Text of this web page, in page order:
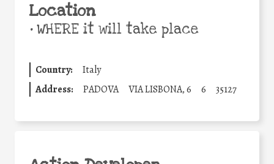
Location
•WHERE it will take place
Country:
Italy
Address:
PADOVA VIA LISBONA, 6 6 35127